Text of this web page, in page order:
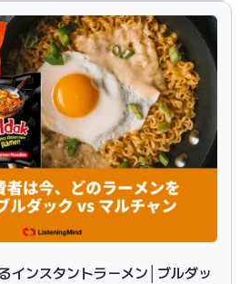
インスタントラーメン│ブルダッ